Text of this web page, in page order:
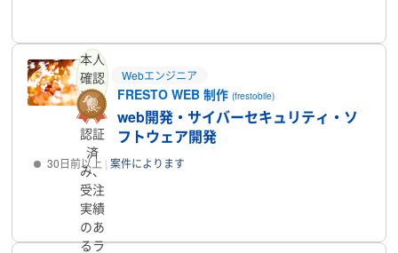
本人
確認
済み
Webエンジニア
FRESTO WEB 制作(frestobile)
web開発・サイバーセキュリティ・ソ
フトウェア開発
30日前以上 案件によります
認証
済
み、
受注
実績
のあ
るラ